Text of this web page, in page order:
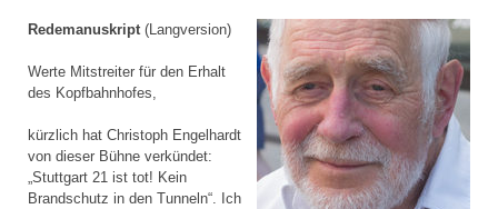
Redemanuskript (Langversion)
Werte Mitstreiter für den Erhalt
des Kopfbahnhofes,
kürzlich hat Christoph Engelhardt
von dieser Bühne verkündet:
„Stuttgart 21 ist tot! Kein
Brandschutz in den Tunneln“. Ich